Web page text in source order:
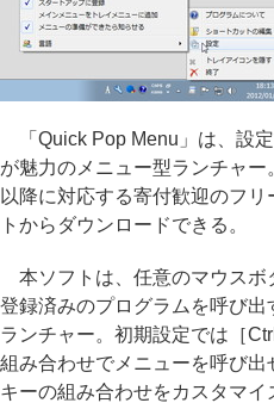
「Quick Pop Menu」は、設
が魅力のメニュー型ランチャ
以降に対応する寄付歓迎のフ
トからダウンロードできる。
本ソフトは、任意のマウスボ
登録済みのプログラムを呼び
ランチャー。初期設定では［
組み合わせでメニューを呼び
キーの組み合わせをカスタマ